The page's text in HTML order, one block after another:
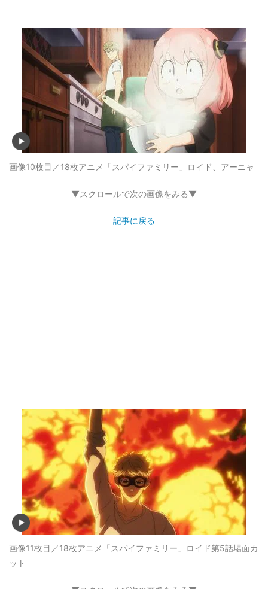
画像10枚目／18枚アニメ「スパイファミリー」ロイド、アーニャ
▼スクロールで次の画像をみる▼
記事に戻る
画像11枚目／18枚アニメ「スパイファミリー」ロイド第5話場面カ
ット